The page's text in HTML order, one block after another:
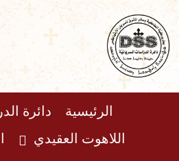
تخطي
إلى
المحتوى
الرئيسية دائرة
اللاهوت العقيدي